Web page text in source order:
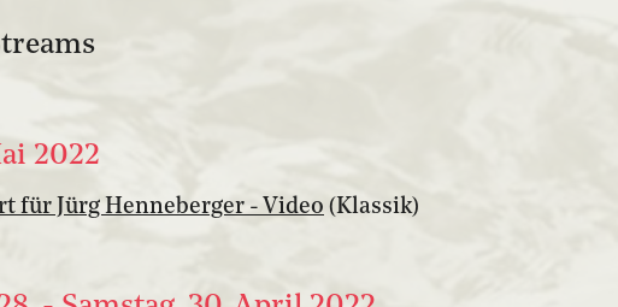
2022
für Jürg Henneberger - Video (Klassik)